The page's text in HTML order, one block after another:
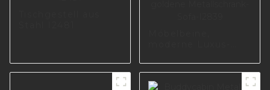
Nachtbankfüße,
Metallschrank-Sofa-